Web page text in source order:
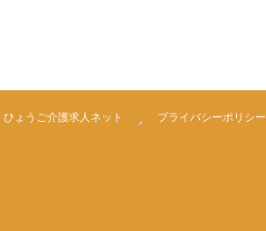
ひょうご介護求人ネット プライバシーポリシー